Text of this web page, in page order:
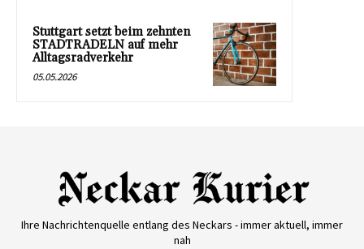
Stuttgart setzt beim zehnten
STADTRADELN auf mehr
Alltagsradverkehr
05.05.2026
Ihre Nachrichtenquelle entlang des Neckars - immer aktuell, immer
nah